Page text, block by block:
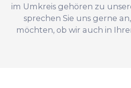
im Umkreis gehören zu
sprechen Sie uns gerne
möchten, ob wir auch in